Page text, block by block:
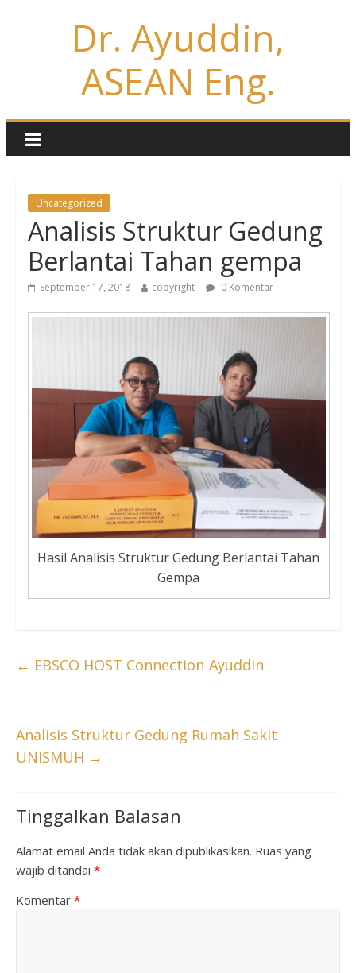
Dr. Ayuddin,
ASEAN Eng.
Uncategorized
Analisis Struktur Gedung
Berlantai Tahan gempa
September 17, 2018 copyright 0 Komentar
Hasil Analisis Struktur Gedung Berlantai Tahan
Gempa
← EBSCO HOST Connection-Ayuddin
Analisis Struktur Gedung Rumah Sakit
UNISMUH →
Tinggalkan Balasan
Alamat email Anda tidak akan dipublikasikan. Ruas yang
wajib ditandai *
Komentar *